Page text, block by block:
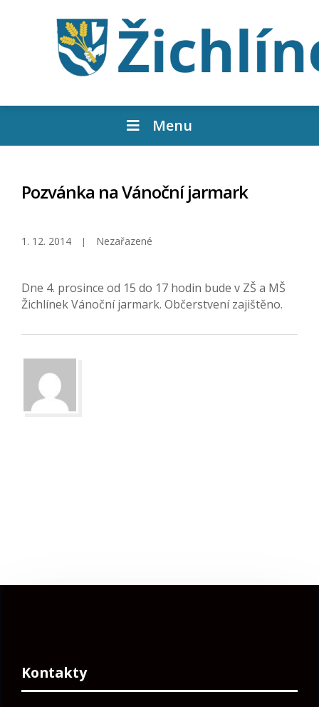
Menu
Pozvánka na Vánoční jarmark
1. 12. 2014 Nezařazené
Dne 4. prosince od 15 do 17 hodin bude v ZŠ a MŠ
Žichlínek Vánoční jarmark. Občerstvení zajištěno.
Kontakty